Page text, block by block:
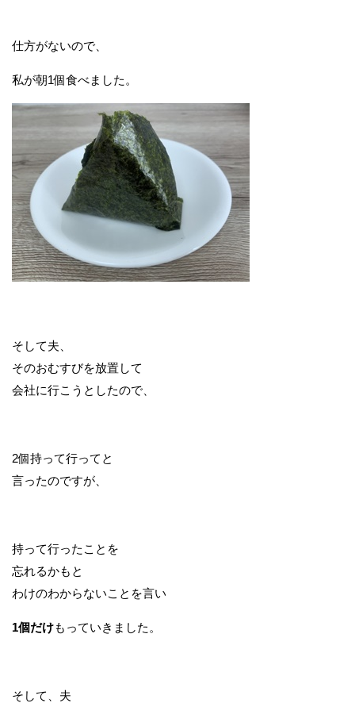
仕方がないので、
私が朝1個食べました。
そして夫、
そのおむすびを放置して
会社に行こうとしたので、
2個持って行ってと
言ったのですが、
持って行ったことを
忘れるかもと
わけのわからないことを言い
1個だけもっていきました。
そして、夫